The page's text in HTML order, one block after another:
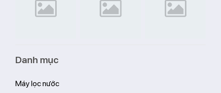
Danh mục
Máy lọc nước